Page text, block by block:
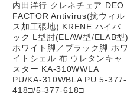
内田洋行 クレネチェア DEO
FACTOR Antivirus(抗ウィル
ス加工張地) KRENE ハイバ
ック L型肘(ELAW型/ELAB型)
ホワイト脚／ブラック脚 ホワ
イトシェル 布 ウレタンキャ
スター KA-310WWLA
PU/KA-310WBLA PU 5-377-
418□/5-377-618□